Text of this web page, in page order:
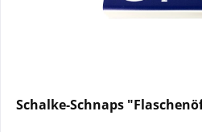
Schalke-Schnaps